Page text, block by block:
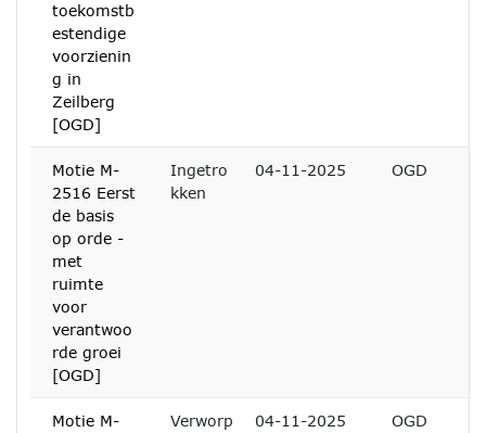
toekomstb
estendige
voorzienin
g in
Zeilberg
[OGD]
Motie M-
2516 Eerst
de basis
op orde -
met
ruimte
voor
verantwoo
rde groei
[OGD]
Ingetro
kken
04-11-2025 OGD
Motie M-
Verworp
04-11-2025 OGD